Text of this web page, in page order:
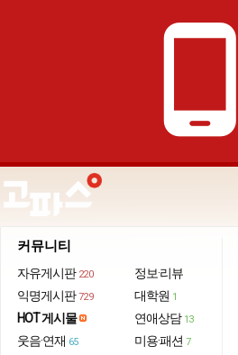
phone_android
커뮤니티
자유게시판 220
익명게시판 729
HOT 게시물
웃음·연재 65
정보·리뷰
대학원 1
연애상담 13
미용·패션 7